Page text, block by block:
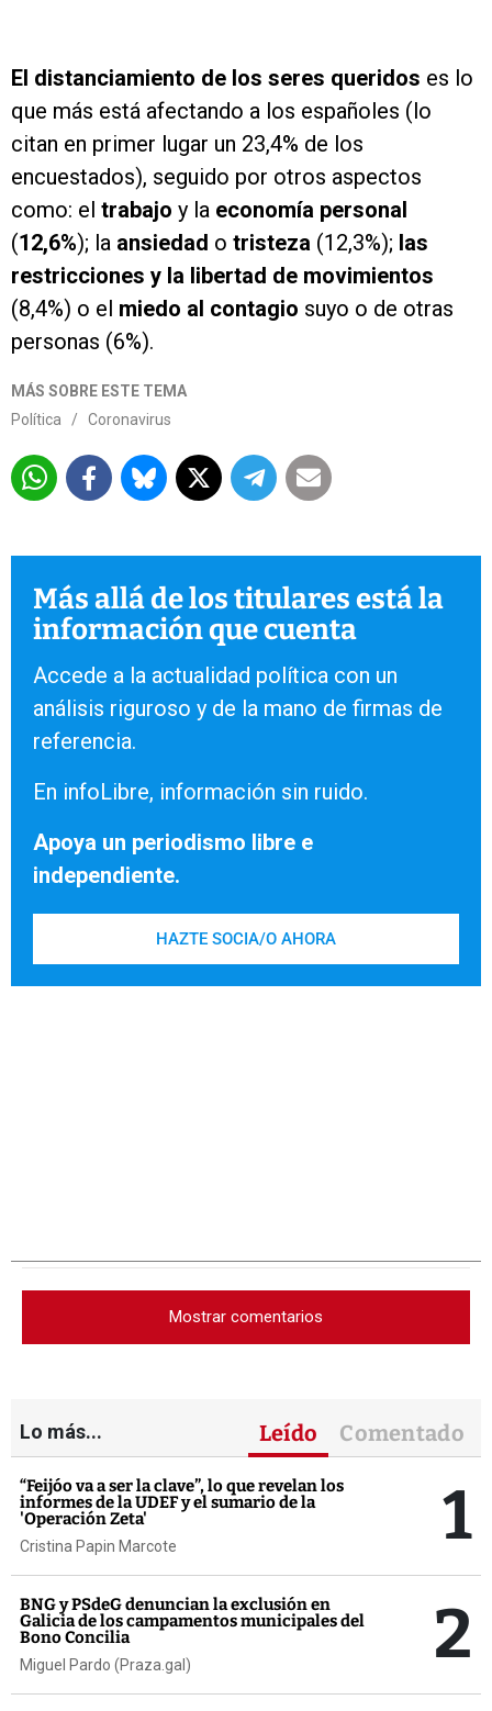
El distanciamiento de los seres queridos es lo
que más está afectando a los españoles (lo
citan en primer lugar un 23,4% de los
encuestados), seguido por otros aspectos
como: el trabajo y la economía personal
(12,6%); la ansiedad o tristeza (12,3%); las
restricciones y la libertad de movimientos
(8,4%) o el miedo al contagio suyo o de otras
personas (6%).
MÁS SOBRE ESTE TEMA
Política
/ Coronavirus
Más allá de los titulares está la
información que cuenta
Accede a la actualidad política con un
análisis riguroso y de la mano de firmas de
referencia.
En infoLibre, información sin ruido.
Apoya un periodismo libre e
independiente.
HAZTE SOCIA/O AHORA
Mostrar comentarios
Lo más... Leído Comentado
“Feijóo va a ser la clave”, lo que revelan los
informes de la UDEF y el sumario de la
'Operación Zeta'
Cristina Papin Marcote 1
BNG y PSdeG denuncian la exclusión en
Galicia de los campamentos municipales del
Bono Concilia
Miguel Pardo (Praza.gal) 2